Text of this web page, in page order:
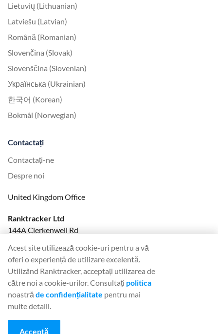
Lietuvių (Lithuanian)
Latviešu (Latvian)
Română (Romanian)
Slovenčina (Slovak)
Slovenščina (Slovenian)
Українська (Ukrainian)
한국어 (Korean)
Bokmål (Norwegian)
Contactați
Contactați-ne
Despre noi
United Kingdom Office
Ranktracker Ltd
144A Clerkenwell Rd
Company No: 08820809
felix@ranktracker.com
2015 -
Acest site utilizează cookie-uri pentru a vă
oferi o experiență de utilizare excelentă.
Utilizând Ranktracker, acceptați utilizarea de
către noi a cookie-urilor. Consultați politica
noastră de confidențialitate pentru mai
multe detalii.
Acceptă